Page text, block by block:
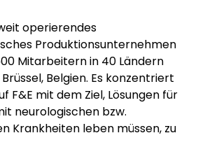
teilen
operierendes
Produktionsunternehmen
Mitarbeitern in 40 Ländern
Belgien. Es konzentriert
F&E mit dem Ziel, Lösungen für
neurologischen bzw.
Krankheiten leben müssen, zu